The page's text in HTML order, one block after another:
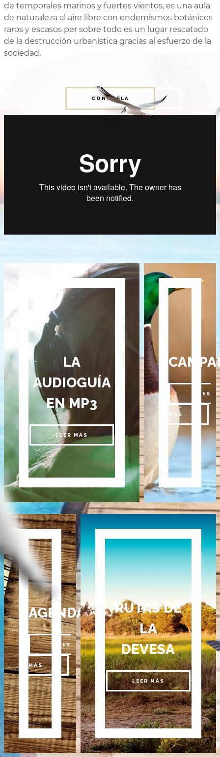
de temporales marinos y fuertes vientos, es una aula
de naturaleza al aire libre con endemismos botánicos
raros y escasos per sobre todo es un lugar rescatado
de la destrucción urbanística gracias al esfuerzo de la
sociedad.
CONÓCELA
LA
AUDIOGUÍA
EN MP3
LEER MÁS
LEER
MÁS
AGENDA
LEER
MÁS
RUTAS DE
LA
DEVESA
LEER MÁS